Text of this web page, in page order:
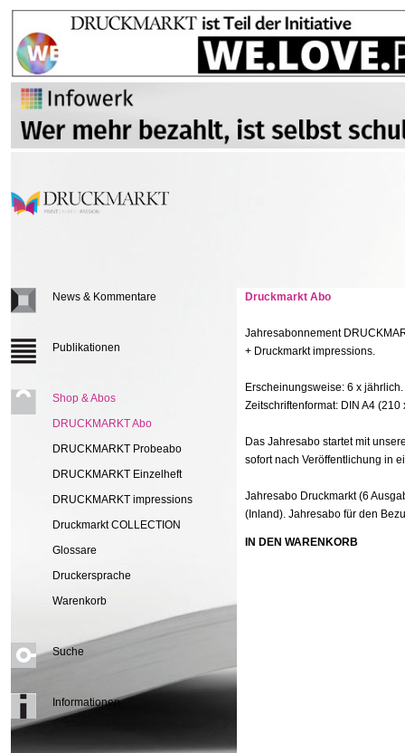
News & Kommentare
Publikationen
Shop & Abos
DRUCKMARKT Abo
DRUCKMARKT Probeabo
DRUCKMARKT Einzelheft
DRUCKMARKT impressions
Druckmarkt COLLECTION
Glossare
Druckersprache
Warenkorb
Suche
Informationen
Druckmarkt Abo
Jahresabonnement
+ Druckmarkt impressions.
Erscheinungsweise: 6 x jährlich.
Zeitschriftenformat: DIN A4
Das Jahresabo startet mit
sofort nach Veröffentlichung in
Jahresabo Druckmarkt (6
(Inland). Jahresabo für den
IN DEN WARENKORB